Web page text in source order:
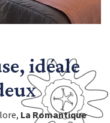
idéale
La Romantique